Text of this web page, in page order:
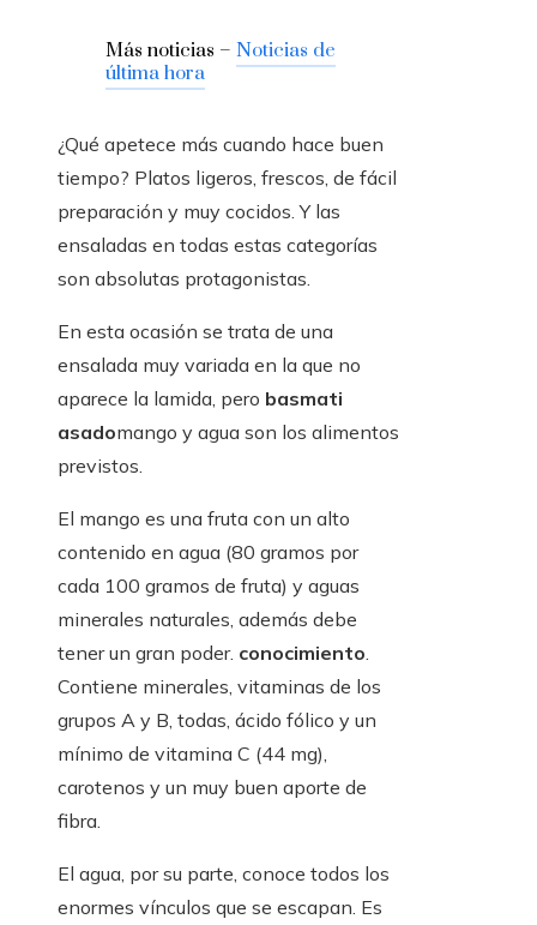
Más noticias – Noticias de
última hora
¿Qué apetece más cuando hace buen
tiempo? Platos ligeros, frescos, de fácil
preparación y muy cocidos. Y las
ensaladas en todas estas categorías
son absolutas protagonistas.
En esta ocasión se trata de una
ensalada muy variada en la que no
aparece la lamida, pero basmati
asadomango y agua son los alimentos
previstos.
El mango es una fruta con un alto
contenido en agua (80 gramos por
cada 100 gramos de fruta) y aguas
minerales naturales, además debe
tener un gran poder. conocimiento.
Contiene minerales, vitaminas de los
grupos A y B, todas, ácido fólico y un
mínimo de vitamina C (44 mg),
carotenos y un muy buen aporte de
fibra.
El agua, por su parte, conoce todos los
enormes vínculos que se escapan. Es